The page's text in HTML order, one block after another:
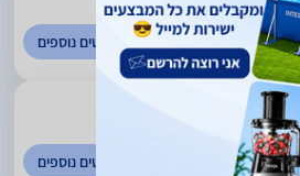
לפרטים נוספים
122
לפרטים נוספים